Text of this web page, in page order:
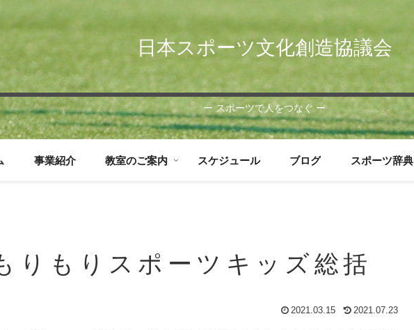
日本スポーツ文化創造協議会
ー スポーツで人をつなぐ ー
事業紹介 教室のご案内 スケジュール ブログ スポーツ辞典
りもりスポーツキッズ総括
2021.03.15 2021.07.23